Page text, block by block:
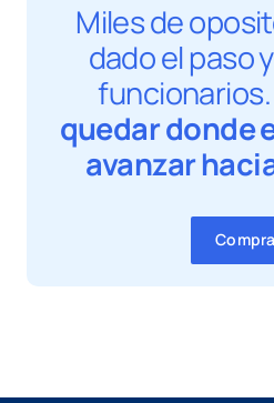
Miles de
dado el paso
funcionarios.
quedar donde
avanzar